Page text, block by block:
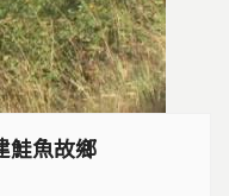
鮭魚故鄉